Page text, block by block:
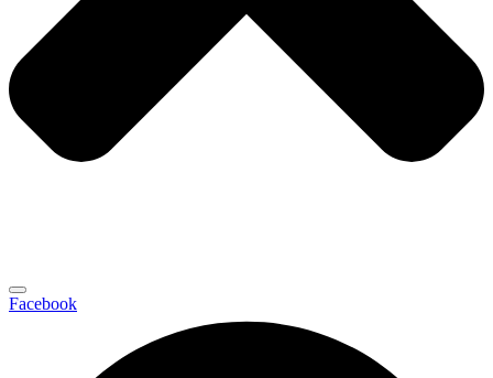
Facebook